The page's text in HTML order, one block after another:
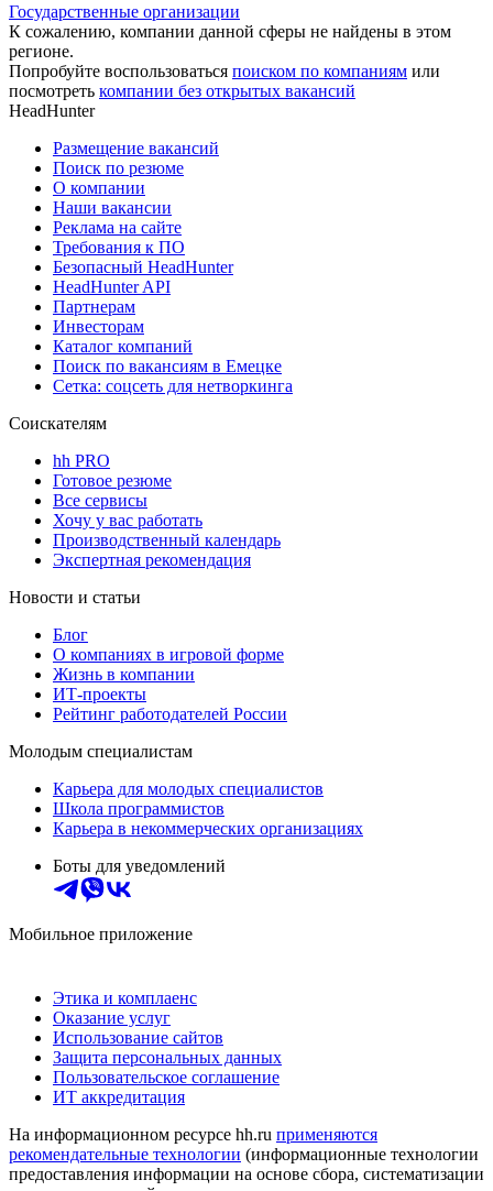
Государственные организации
К сожалению, компании данной сферы не найдены в этом
регионе.
Попробуйте воспользоваться поиском по компаниям или
посмотреть компании без открытых вакансий
HeadHunter
Размещение вакансий
Поиск по резюме
О компании
Наши вакансии
Реклама на сайте
Требования к ПО
Безопасный HeadHunter
HeadHunter API
Партнерам
Инвесторам
Каталог компаний
Поиск по вакансиям в Емецке
Сетка: соцсеть для нетворкинга
Соискателям
hh PRO
Готовое резюме
Все сервисы
Хочу у вас работать
Производственный календарь
Экспертная рекомендация
Новости и статьи
Блог
О компаниях в игровой форме
Жизнь в компании
ИТ-проекты
Рейтинг работодателей России
Молодым специалистам
Карьера для молодых специалистов
Школа программистов
Карьера в некоммерческих организациях
Боты для уведомлений
Мобильное приложение
Этика и комплаенс
Оказание услуг
Использование сайтов
Защита персональных данных
Пользовательское соглашение
ИТ аккредитация
На информационном ресурсе hh.ru применяются
рекомендательные технологии (информационные технологии
предоставления информации на основе сбора, систематизации